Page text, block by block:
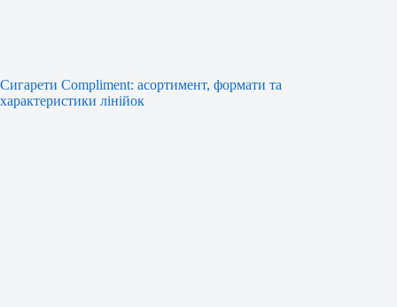
Сигарети Compliment: асортимент, формати та
характеристики лінійок